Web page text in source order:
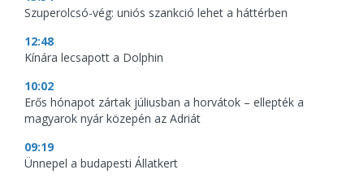
Szuperolcsó-vég: uniós szankció lehet a háttérben
12:48
Kínára lecsapott a Dolphin
10:02
Erős hónapot zártak júliusban a horvátok – ellepték a
magyarok nyár közepén az Adriát
09:19
Ünnepel a budapesti Állatkert